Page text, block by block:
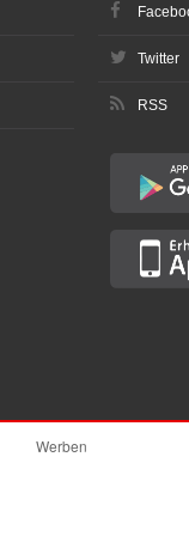
Twitter
RSS
Werben